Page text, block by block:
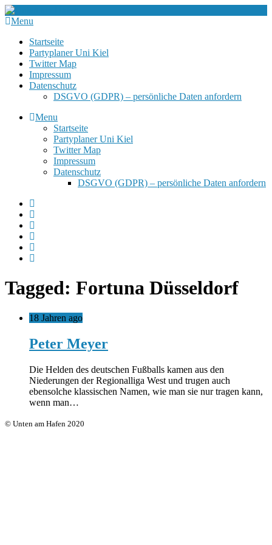
Menu
Startseite
Partyplaner Uni Kiel
Twitter Map
Impressum
Datenschutz
DSGVO (GDPR) – persönliche Daten anfordern
Menu
Startseite
Partyplaner Uni Kiel
Twitter Map
Impressum
Datenschutz
DSGVO (GDPR) – persönliche Daten anfordern
Tagged: Fortuna Düsseldorf
18 Jahren ago
Peter Meyer
Die Helden des deutschen Fußballs kamen aus den
Niederungen der Regionalliga West und trugen auch
ebensolche klassischen Namen, wie man sie nur tragen kann,
wenn man…
© Unten am Hafen 2020